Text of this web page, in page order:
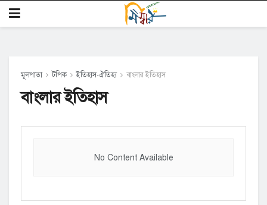
মূলপাতা টপিক ইতিহাস-ঐতিহ্য বাংলার ইতিহাস
বাংলার ইতিহাস
No Content Available